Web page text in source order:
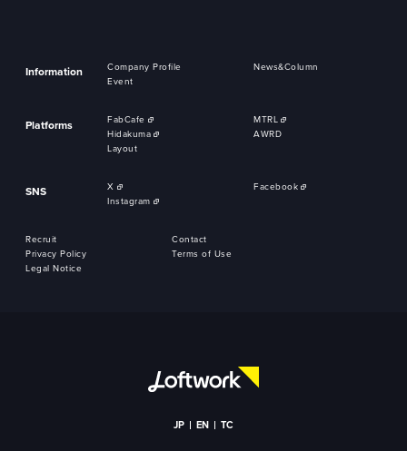
Information Company Profile
News&Column
Event
Platforms FabCafe
MTRL
Hidakuma
AWRD
Layout
SNS X
Facebook
Instagram
Recruit
Contact
Privacy Policy
Terms of Use
Legal Notice
JP EN TC